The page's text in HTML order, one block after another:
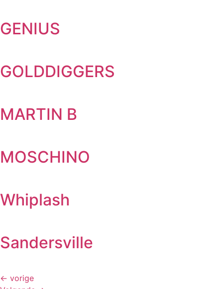
GENIUS
GOLDDIGGERS
MARTIN B
MOSCHINO
Whiplash
Sandersville
← vorige